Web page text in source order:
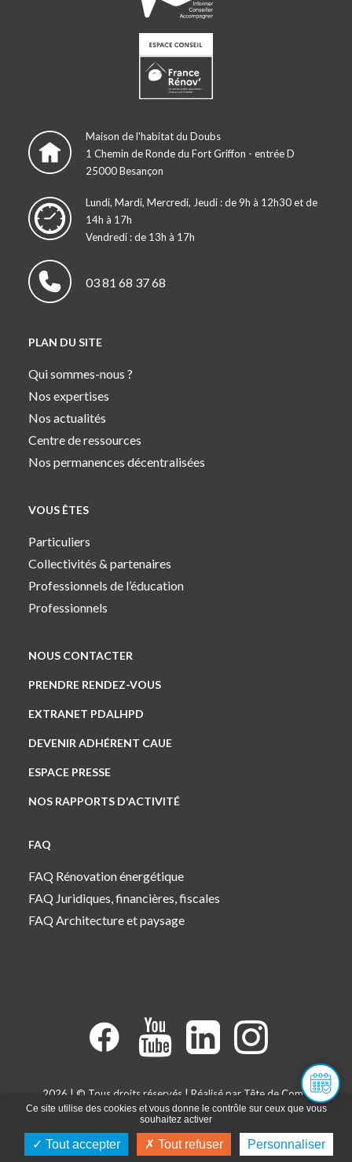
Maison de l'habitat du Doubs
1 Chemin de Ronde du Fort Griffon - entrée D
25000 Besançon
Lundi, Mardi, Mercredi, Jeudi : de 9h à 12h30 et de
14h à 17h
Vendredi : de 13h à 17h
03 81 68 37 68
PLAN DU SITE
Qui sommes-nous ?
Nos expertises
Nos actualités
Centre de ressources
Nos permanences décentralisées
VOUS ÊTES
Particuliers
Collectivités & partenaires
Professionnels de l’éducation
Professionnels
NOUS CONTACTER
PRENDRE RENDEZ-VOUS
EXTRANET PDALHPD
DEVENIR ADHÉRENT CAUE
ESPACE PRESSE
NOS RAPPORTS D'ACTIVITÉ
FAQ
FAQ Rénovation énergétique
FAQ Juridiques, financières, fiscales
FAQ Architecture et paysage
2026 | © Tous droits réservés | Réalisé par Tête de Com|
Mentions légales|Politique de confidentialité |Gestion des
Ce site utilise des cookies et vous donne le contrôle sur ceux que vous
souhaitez activer
Tout accepter Tout refuser Personnaliser